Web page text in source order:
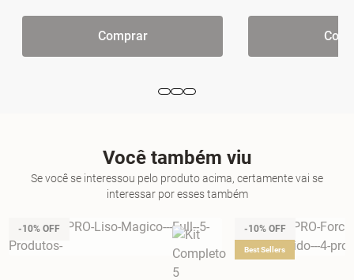
Comprar
Você também viu
Se você se interessou pelo produto acima, certamente vai se
interessar por esses também
-10% OFF -10% OFF
Best Sellers